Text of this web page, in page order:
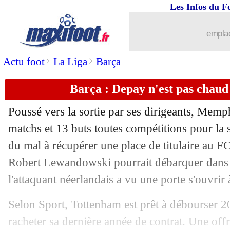
Actu foot> La Liga> Barça
Les Infos du
Barça : Depay n'est pas
Poussé vers la sortie par ses dirigeants,
matchs et 13 buts toutes compétitions pour
du mal à récupérer une place de titulaire au
Robert Lewandowski pourrait débarquer
l'attaquant néerlandais a vu une porte s'ouvrir
Selon Sport, Tottenham est prêt à débourser
racheter sa dernière année de contrat. Une
OM: bientôt une "belle signature" ?
13/07 Barça
13/07 PSG: une offre à venir pour Michut
13/07 Barça : Trincão prêté au Sporting
13/07 Man City: Sterling, c'est fini !
13/07 PSG: Koundé, le plan B ?
13/07 Barça: Lewandowski, fin du